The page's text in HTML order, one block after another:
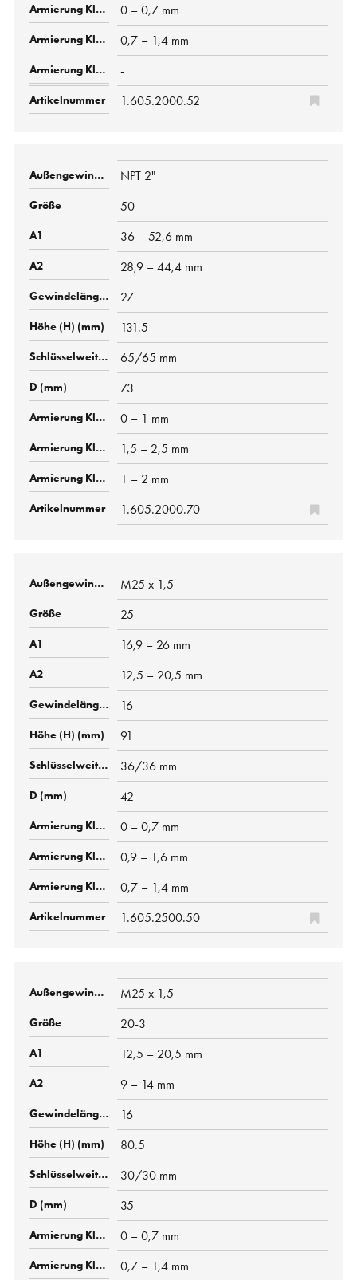
0 – 0,7 mm
0,7 – 1,4 mm
-
1.605.2000.52
NPT 2"
50
36 – 52,6 mm
28,9 – 44,4 mm
27
131.5
65/65 mm
73
0 – 1 mm
1,5 – 2,5 mm
1 – 2 mm
1.605.2000.70
M25 x 1,5
25
16,9 – 26 mm
12,5 – 20,5 mm
16
91
36/36 mm
42
0 – 0,7 mm
0,9 – 1,6 mm
0,7 – 1,4 mm
1.605.2500.50
M25 x 1,5
20-3
12,5 – 20,5 mm
9 – 14 mm
16
80.5
30/30 mm
35
0 – 0,7 mm
0,7 – 1,4 mm